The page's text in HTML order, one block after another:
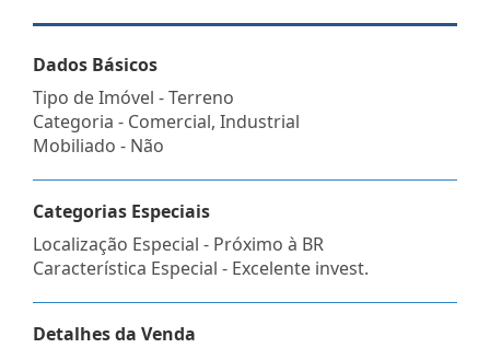
Dados Básicos
Tipo de Imóvel - Terreno
Categoria - Comercial, Industrial
Mobiliado - Não
Categorias Especiais
Localização Especial - Próximo à BR
Característica Especial - Excelente invest.
Detalhes da Venda